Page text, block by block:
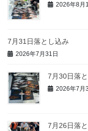
2026年8月
7月31日落とし込み
2026年7月31日
7月30日落
2026年7月
7月26日落